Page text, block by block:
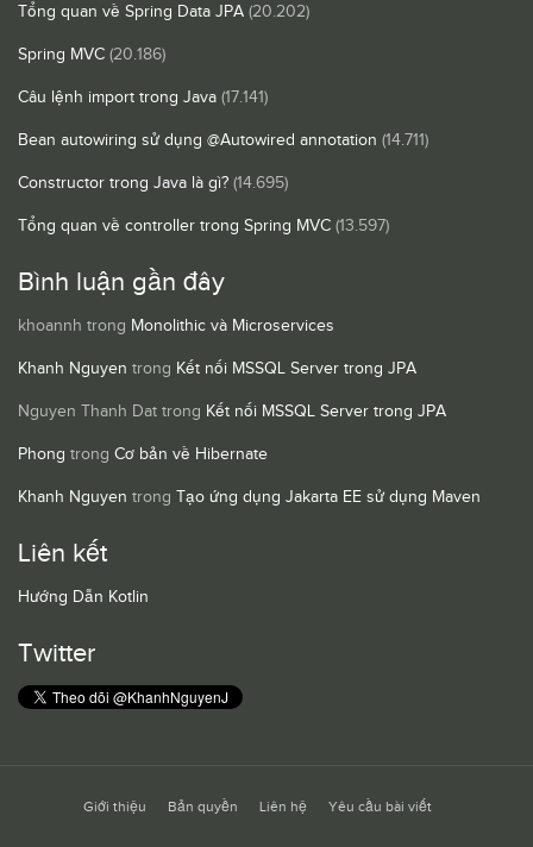
Tổng quan về Spring Data JPA (20.202)
Spring MVC (20.186)
Câu lệnh import trong Java (17.141)
Bean autowiring sử dụng @Autowired annotation (14.711)
Constructor trong Java là gì? (14.695)
Tổng quan về controller trong Spring MVC (13.597)
Bình luận gần đây
khoannh trong Monolithic và Microservices
Khanh Nguyen trong Kết nối MSSQL Server trong JPA
Nguyen Thanh Dat trong Kết nối MSSQL Server trong JPA
Phong trong Cơ bản về Hibernate
Khanh Nguyen trong Tạo ứng dụng Jakarta EE sử dụng Maven
Liên kết
Hướng Dẫn Kotlin
Twitter
Giới thiệu Bản quyền Liên hệ Yêu cầu bài viết